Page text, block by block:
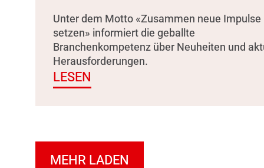
Unter dem Motto «Zusammen neue Impulse
setzen» informiert die geballte
Branchenkompetenz über Neuheiten und
Herausforderungen.
LESEN
MEHR LADEN